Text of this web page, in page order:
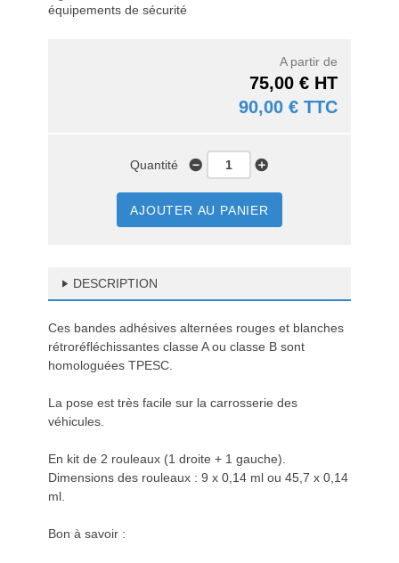
équipements de sécurité
A partir de
75,00 € HT
90,00 € TTC
Quantité
AJOUTER AU PANIER
DESCRIPTION
Ces bandes adhésives alternées rouges et blanches
rétroréfléchissantes classe A ou classe B sont
homologuées TPESC.
La pose est très facile sur la carrosserie des
véhicules.
En kit de 2 rouleaux (1 droite + 1 gauche).
Dimensions des rouleaux : 9 x 0,14 ml ou 45,7 x 0,14
ml.
Bon à savoir :